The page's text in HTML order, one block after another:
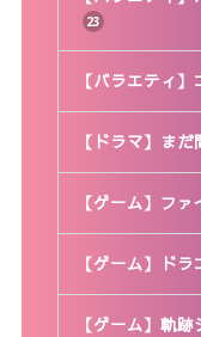
23
【バラエティ
【ドラマ】ま
【ゲーム】フ
【ゲーム】ド
【ゲーム】軌